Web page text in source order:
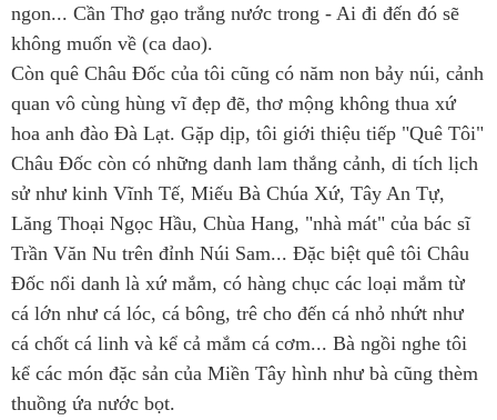
ngon... Cần Thơ gạo trắng nước trong - Ai đi đến đó sẽ
không muốn về (ca dao).
Còn quê Châu Đốc của tôi cũng có năm non bảy núi, cảnh
quan vô cùng hùng vĩ đẹp đẽ, thơ mộng không thua xứ
hoa anh đào Đà Lạt. Gặp dịp, tôi giới thiệu tiếp "Quê Tôi"
Châu Đốc còn có những danh lam thắng cảnh, di tích lịch
sử như kinh Vĩnh Tế, Miếu Bà Chúa Xứ, Tây An Tự,
Lăng Thoại Ngọc Hầu, Chùa Hang, "nhà mát" của bác sĩ
Trần Văn Nu trên đỉnh Núi Sam... Đặc biệt quê tôi Châu
Đốc nổi danh là xứ mắm, có hàng chục các loại mắm từ
cá lớn như cá lóc, cá bông, trê cho đến cá nhỏ nhứt như
cá chốt cá linh và kể cả mắm cá cơm... Bà ngồi nghe tôi
kể các món đặc sản của Miền Tây hình như bà cũng thèm
thuồng ứa nước bọt.